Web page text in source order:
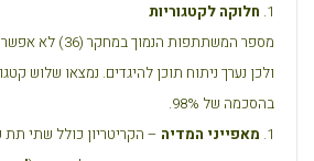
1. חלוקה לקטגוריות
מספר המשתתפות
ולכן נערך ניתוח תוכן להיגדים. נמצאו שלוש
בהסכמה של 98%.
1. מאפייני המדיה